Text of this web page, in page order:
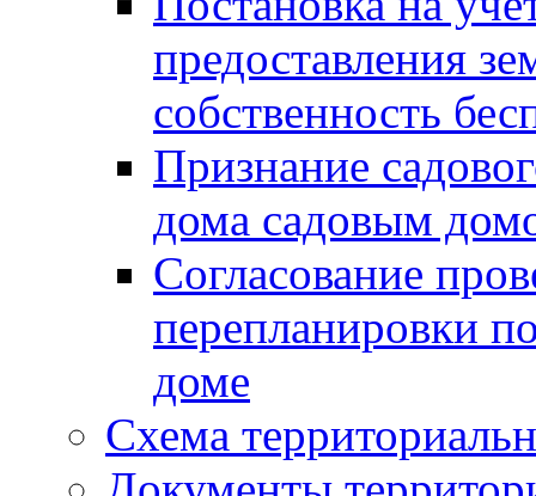
предоставления
собственность
Признание
дома садовым
Согласование
перепланировки
доме
Схема